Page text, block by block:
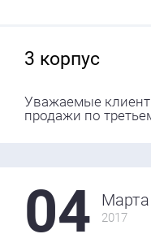
3 корпус
Уважаемые
продажи по
04 Марта
2017